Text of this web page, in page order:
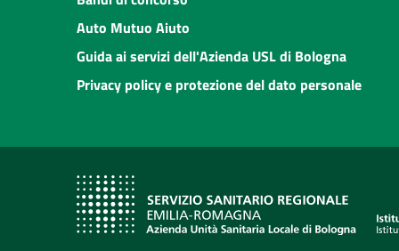
Auto Mutuo Aiuto
Guida ai servizi dell'Azienda USL di Bologna
Privacy policy e protezione del dato personale